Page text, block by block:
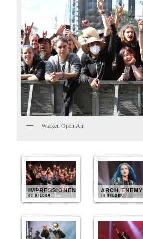
Wacken Open Air
IMPRESSIONEN
60 BILDER
ARCH ENEMY
15 BILDER